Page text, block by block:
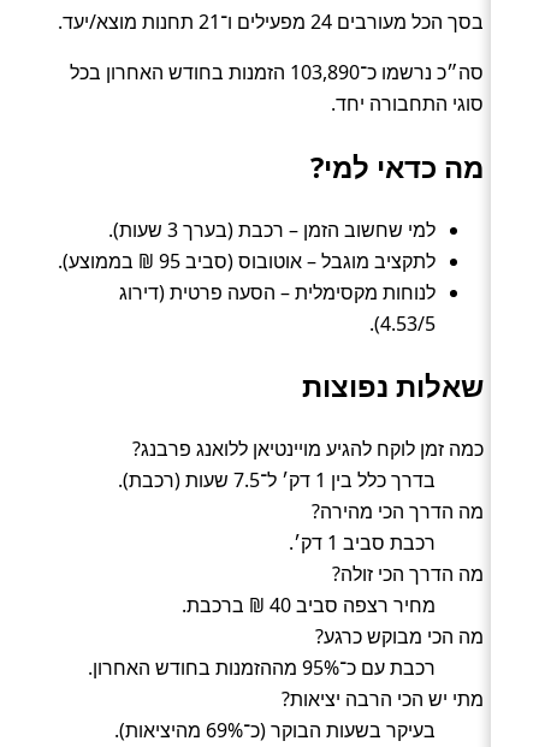
בסך הכל מעורבים 24 מפעילים ו־21 תחנות מוצא/יעד.
סה״כ נרשמו כ־103,890 הזמנות בחודש האחרון בכל
סוגי התחבורה יחד.
מה כדאי למי?
למי שחשוב הזמן – רכבת (בערך 3 שעות).
לתקציב מוגבל – אוטובוס (סביב 95 ₪ בממוצע).
לנוחות מקסימלית – הסעה פרטית (דירוג
4.53/5).
שאלות נפוצות
כמה זמן לוקח להגיע מויינטיאן ללואנג פרבנג?
בדרך כלל בין 1 דק׳ ל־7.5 שעות (רכבת).
מה הדרך הכי מהירה?
רכבת סביב 1 דק׳.
מה הדרך הכי זולה?
מחיר רצפה סביב 40 ₪ ברכבת.
מה הכי מבוקש כרגע?
רכבת עם כ־95% מההזמנות בחודש האחרון.
מתי יש הכי הרבה יציאות?
בעיקר בשעות הבוקר (כ־69% מהיציאות).